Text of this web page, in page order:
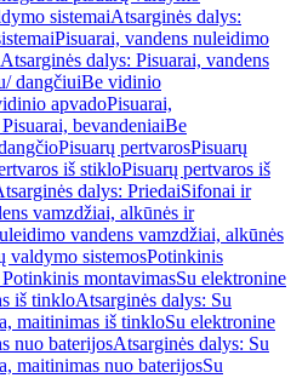
sistemaiAtsarginės dalys:
Pisuarai, vandens nuleidimo
Atsarginės dalys: Pisuarai, vandens
dangčiuiBe vidinio
apvadoPisuarai,
bevandeniaiBe
Pisuarų pertvarosPisuarų
iš stikloPisuarų pertvaros iš
dalys: PriedaiSifonai ir
vamzdžiai, alkūnės ir
vandens vamzdžiai, alkūnės
valdymo sistemosPotinkinis
montavimasSu elektronine
iš tinkloAtsarginės dalys: Su
maitinimas iš tinkloSu elektronine
nuo baterijosAtsarginės dalys: Su
maitinimas nuo baterijosSu